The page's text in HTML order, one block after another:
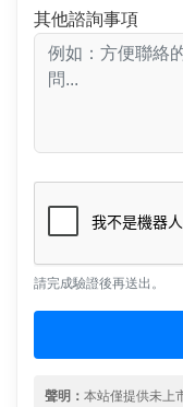
其他諮詢事項
請完成驗證後再送出。
聲明： 本站僅提供未上